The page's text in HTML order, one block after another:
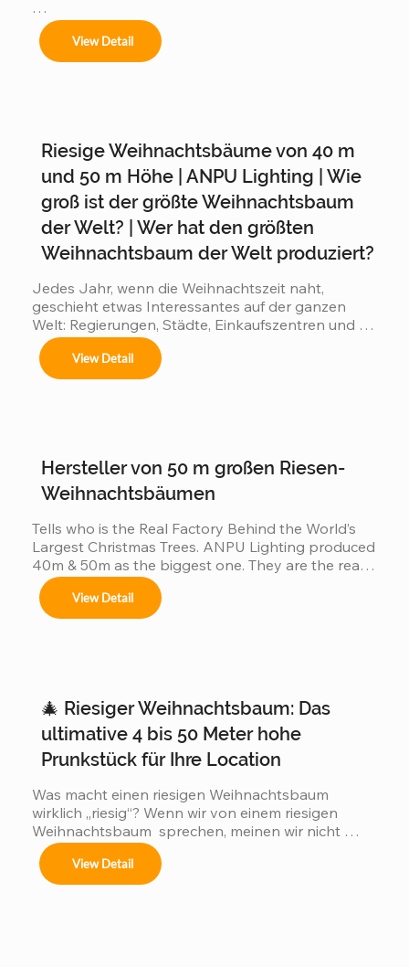
Ofrecemos servicios completos de instalación
para:
Árboles de 4m a 50m en espacios interiores y
exteriores.
Centros comerciales, hoteles y eventos
municipales.
Festivales navideños, parques temáticos y
activaciones de marca.
View Detail
Riesige Weihnachtsbäume von 40 m
und 50 m Höhe | ANPU Lighting | Wie
groß ist der größte Weihnachtsbaum
der Welt? | Wer hat den größten
Weihnachtsbaum der Welt produziert?
Jedes Jahr, wenn die Weihnachtszeit naht,
geschieht etwas Interessantes auf der ganzen
Welt: Regierungen, Städte, Einkaufszentren und
Touristenziele beginnen einen stillen Wettbewerb:
👉 Wer kann den beeindruckendsten großen
Medien. Es wird ein höherer kommerzieller Wert
erzeugt Wenn Länder im Wettbewerb stehen,...
View Detail
Hersteller von 50 m großen Riesen-
Weihnachtsbäumen
Tells who is the Real Factory Behind the World’s
Largest Christmas Trees. ANPU Lighting produced
40m & 50m as the biggest one. They are the real
China factory for Giant Christmas Tree.
View Detail
🎄 Riesiger Weihnachtsbaum: Das
ultimative 4 bis 50 Meter hohe
Prunkstück für Ihre Location
Was macht einen riesigen Weihnachtsbaum
wirklich „riesig“? Wenn wir von einem riesigen
Weihnachtsbaum  sprechen, meinen wir nicht
einfach einen 3 oder 5 Meter hohen Baum, wie
man ihn in jedem Einkaufszentrum findet. Wir
meinen gewaltige Konstruktionen  von 4 bis hin zu
View Detail